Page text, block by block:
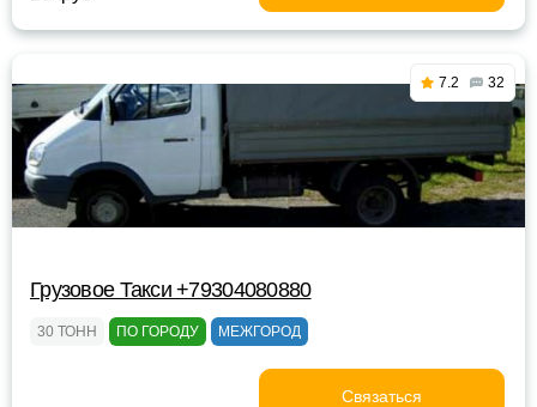
7.2 32
Грузовое Такси +79304080880
30 ТОНН ПО ГОРОДУ МЕЖГОРОД
Связаться